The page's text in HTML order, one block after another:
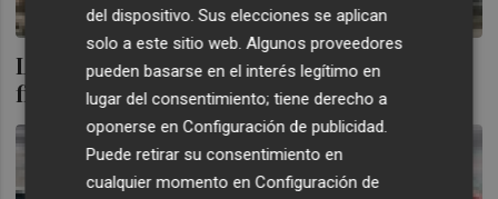
La Generalitat rebaña 15,5 millones para
financiar RTVV
del dispositivo. Sus elecciones se aplican
solo a este sitio web. Algunos proveedores
pueden basarse en el interés legítimo en
lugar del consentimiento; tiene derecho a
oponerse enConfiguración de publicidad.
Puede retirar su consentimiento en
cualquier momento enConfiguración de